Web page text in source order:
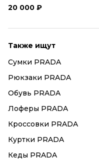
20 000 ₽
Также ищут
Сумки PRADA
Рюкзаки PRADA
Обувь PRADA
Лоферы PRADA
Кроссовки PRADA
Куртки PRADA
Кеды PRADA